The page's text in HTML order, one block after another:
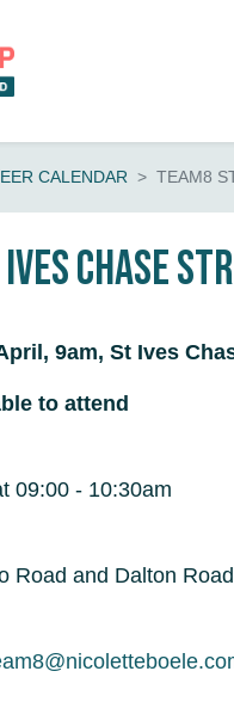
CALENDAR TEAM8
Chase
9am, St Ives
to attend
09:00 - 10:30am
Road and Dalton Road